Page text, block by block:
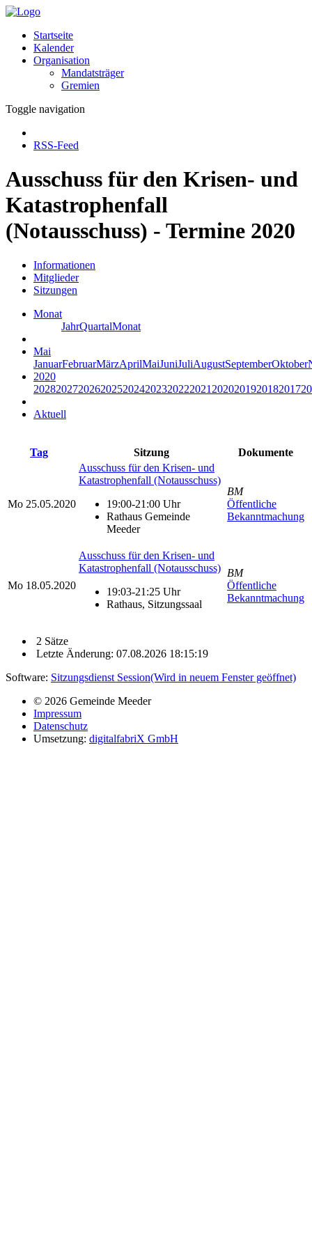
Startseite
Kalender
Organisation
Mandatsträger
Gremien
Toggle navigation
RSS-Feed
Ausschuss für den Krisen- und
Katastrophenfall
(Notausschuss) - Termine 2020
Informationen
Mitglieder
Sitzungen
Monat
JahrQuartalMonat
Mai
JanuarFebruarMärzAprilMaiJuniJuliAugustSeptemberOktober
2020
20282027202620252024202320222021 2020201920182017
Aktuell
Tag Sitzung Dokumente
Mo 25.05.2020
Ausschuss für den Krisen- und
Katastrophenfall (Notausschuss)
19:00-21:00 Uhr
Rathaus Gemeinde
Meeder
BM
Öffentliche
Bekanntmachung
Mo 18.05.2020
Ausschuss für den Krisen- und
Katastrophenfall (Notausschuss)
19:03-21:25 Uhr
Rathaus, Sitzungssaal
BM
Öffentliche
Bekanntmachung
2 Sätze
Letzte Änderung: 07.08.2026 18:15:19
Software: Sitzungsdienst Session(Wird in neuem Fenster geöffnet)
© 2026 Gemeinde Meeder
Impressum
Datenschutz
Umsetzung: digitalfabriX GmbH